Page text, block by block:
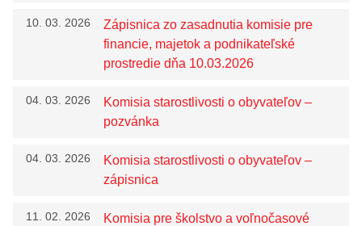
Zmluvy nájomné
Dodávateľské faktúry
Verejné obstarávania
Všeobecne záväzné nariadenia
Krízový manažment
Poskytovanie informácií – Zákon č. 211/2000 Z.z.
10. 03. 2026
Zápisnica zo zasadnutia komisie pre
financie, majetok a podnikateľské
prostredie dňa 10.03.2026
04. 03. 2026
Komisia starostlivosti o obyvateľov –
pozvánka
04. 03. 2026
Komisia starostlivosti o obyvateľov –
zápisnica
11. 02. 2026
Komisia pre školstvo a voľnočasové